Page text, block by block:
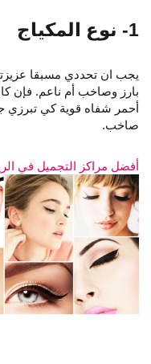
1- نوع المكياج
يجب ان تحددي مسبقا
بارز وصاخب أم ناعم. فإن
أحمر شفاه قوية كي
صاخب.
أفضل مراكز التجميل في